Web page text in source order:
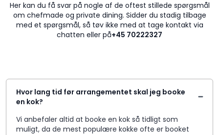
Her kan du få svar på nogle af de oftest stillede spørgsmål
om chefmade og private dining. Sidder du stadig tilbage
med et spørgsmål, så tøv ikke med at tage kontakt via
chatten eller på+45 70222327
Hvor lang tid før arrangementet skal jeg booke
en kok?
Vi anbefaler altid at booke en kok så tidligt som
muligt, da de mest populære kokke ofte er booket